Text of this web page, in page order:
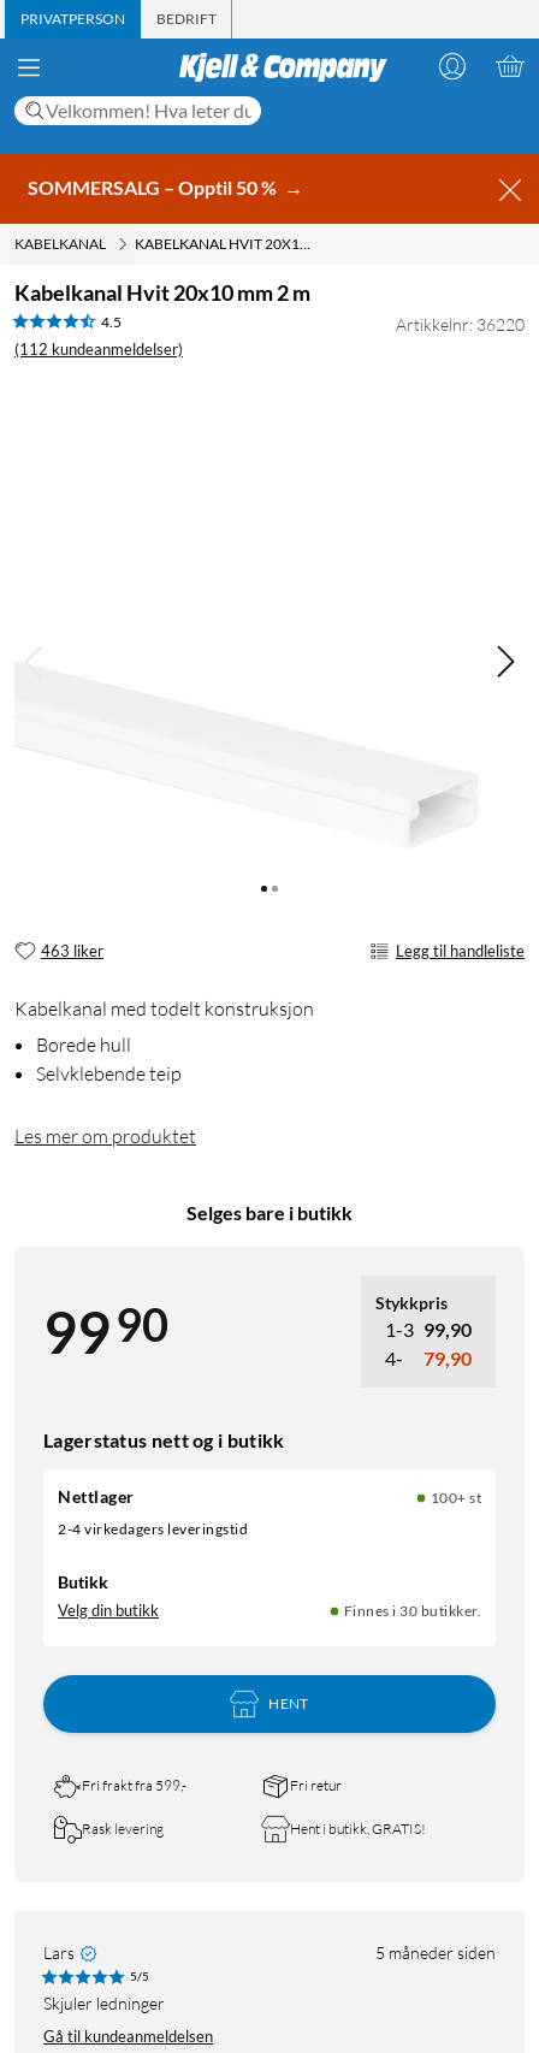
PRIVATPERSON BEDRIFT
SOMMERSALG – Opptil 50 % →
KABELKANAL KABELKANAL HVIT 20X10 MM 2 M
Kabelkanal Hvit 20x10 mm 2 m
4.5
(112 kundeanmeldelser)
Artikkelnr: 36220
463 liker Legg til handleliste
Kabelkanal med todelt konstruksjon
Borede hull
Selvklebende teip
Les mer om produktet
Selges bare i butikk
9990 Stykkpris
1-3 99,90
4-
79,90
Lagerstatus nett og i butikk
Nettlager
100+ st
2-4 virkedagers leveringstid
Butikk
Velg din butikk Finnes i 30 butikker.
HENT
Fri frakt fra 599,- Fri retur
Rask levering Hent i butikk, GRATIS!
Lars 5 måneder siden
5/5
Skjuler ledninger
Gå til kundeanmeldelsen